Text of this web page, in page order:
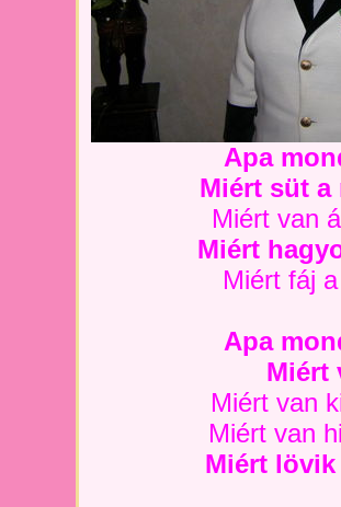
Apa
Miért süt a
Miért van
Miért
Miért fáj
Apa
Miért
Miért van
Miért van
Miért